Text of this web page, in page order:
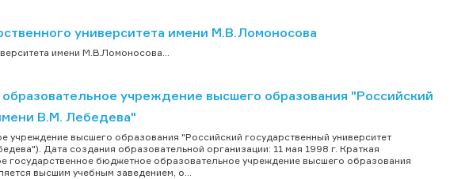
университета имени М.В.Ломоносова
имени М.В.Ломоносова...
учреждение высшего образования "Российский
В.М. Лебедева"
высшего образования "Российский государственный университет
Дата создания образовательной организации: 11 мая 1998 г. Краткая
государственное бюджетное образовательное учреждение высшего образования
высшим учебным заведением, о...